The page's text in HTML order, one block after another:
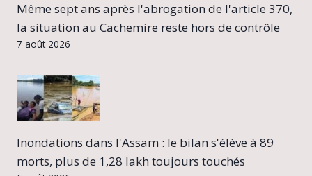
Même sept ans après l'abrogation de l'article 370,
la situation au Cachemire reste hors de contrôle
7 août 2026
Inondations dans l'Assam : le bilan s'élève à 89
morts, plus de 1,28 lakh toujours touchés